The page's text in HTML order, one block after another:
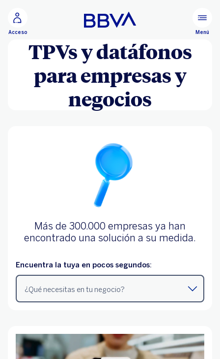
Acceso Menú
TPVs y datáfonos
para empresas y
negocios